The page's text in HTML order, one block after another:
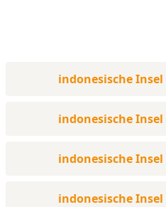
indonesische Insel
indonesische Insel
indonesische Insel
indonesische Insel